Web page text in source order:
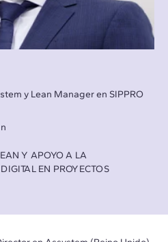
y Lean Manager en SIPPRO
Y APOYO A LA
EN PROYECTOS